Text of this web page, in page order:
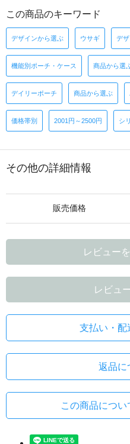
この商品のキーワード
デザインから選ぶ ウサギ デ
機能別ポーチ・ケース 商品から選
デイリーポーチ 商品から選ぶ
価格帯別 2001円～2500円 シ
その他の詳細情報
販売価格
レビュー
レビュ
支払い・配
返品に
この商品につ